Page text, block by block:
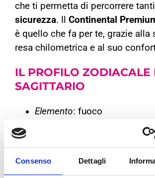
Consenso Dettagli
che ti permetta di percorrere
sicurezza. Il Continental
è quello che fa per te, grazie alla
resa chilometrica e al suo
IL PROFILO ZODIACALE
SAGITTARIO
Elemento: fuoco
Segno opposto e
Pianeta
: Giove